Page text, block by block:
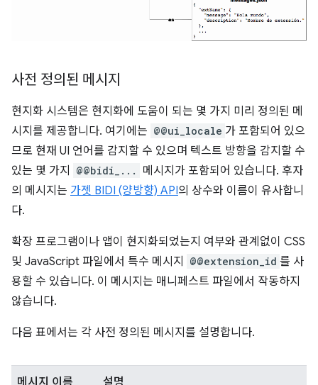
사전 정의된 메시지
현지화 시스템은 현지화에 도움이 되는 몇 가지 미리 정의된 메
시지를 제공합니다. 여기에는 @@ui_locale 가 포함되어 있으
므로 현재 UI 언어를 감지할 수 있으며 텍스트 방향을 감지할 수
있는 몇 가지
@@bidi_...
메시지가 포함되어 있습니다. 후자
의 메시지는 가젯 BIDI (양방향) API의 상수와 이름이 유사합니
다.
확장 프로그램이나 앱이 현지화되었는지 여부와 관계없이 CSS
및 JavaScript 파일에서 특수 메시지
@@extension_id 를 사
용할 수 있습니다. 이 메시지는 매니페스트 파일에서 작동하지
않습니다.
다음 표에서는 각 사전 정의된 메시지를 설명합니다.
메시지 이름 설명